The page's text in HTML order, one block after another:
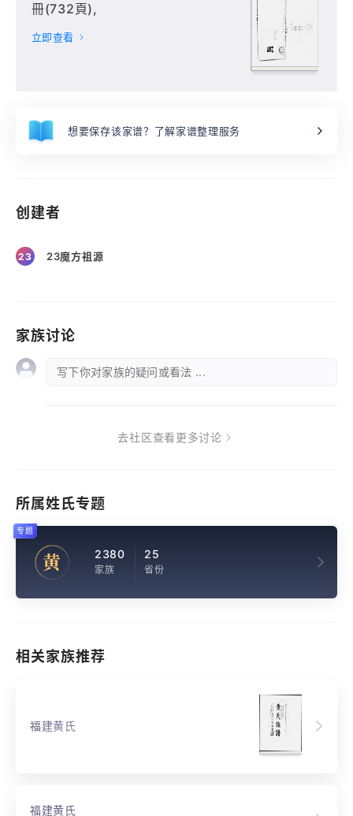
冊(732頁),
立即查看
想要保存该家谱？了解家谱整理服务
创建者
23 23魔方祖源
家族讨论
写下你对家族的疑问或看法 ...
去社区查看更多讨论
所属姓氏专题
黄 2380
家族
25
省份
专题
相关家族推荐
福建黄氏
福建黄氏